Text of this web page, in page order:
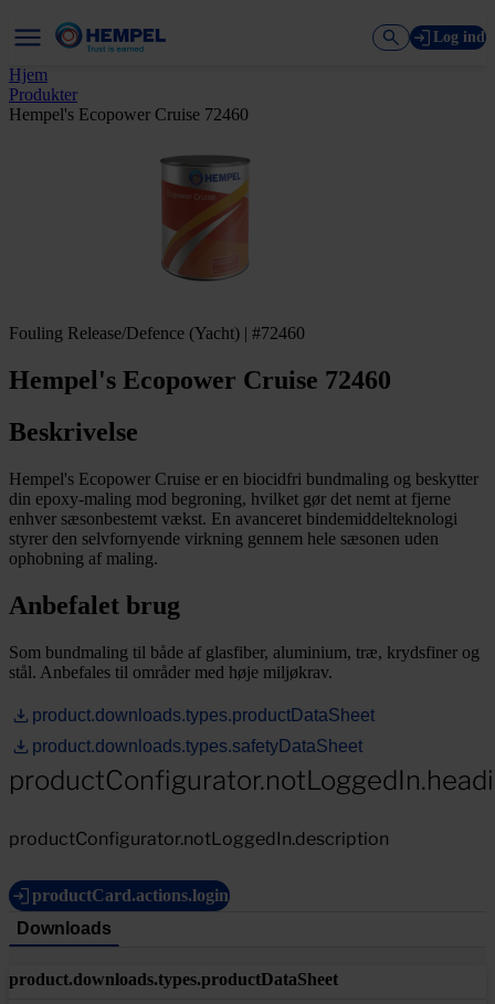
Log ind
Hjem
Produkter
Hempel's Ecopower Cruise 72460
Fouling Release/Defence (Yacht) | #72460
Hempel's Ecopower Cruise 72460
Beskrivelse
Hempel's Ecopower Cruise er en biocidfri bundmaling og beskytter
din epoxy-maling mod begroning, hvilket gør det nemt at fjerne
enhver sæsonbestemt vækst. En avanceret bindemiddelteknologi
styrer den selvfornyende virkning gennem hele sæsonen uden
ophobning af maling.
Anbefalet brug
Som bundmaling til både af glasfiber, aluminium, træ, krydsfiner og
stål. Anbefales til områder med høje miljøkrav.
product.downloads.types.productDataSheet
product.downloads.types.safetyDataSheet
productConfigurator.notLoggedIn.description
productCard.actions.login
Downloads
product.downloads.types.productDataSheet